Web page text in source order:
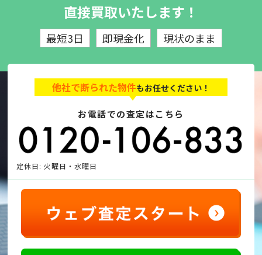
直接買取いたします！
最短3日 即現金化 現状のまま
他社で断られた物件もお任せください！
お電話での査定はこちら
定休日: 火曜日・水曜日